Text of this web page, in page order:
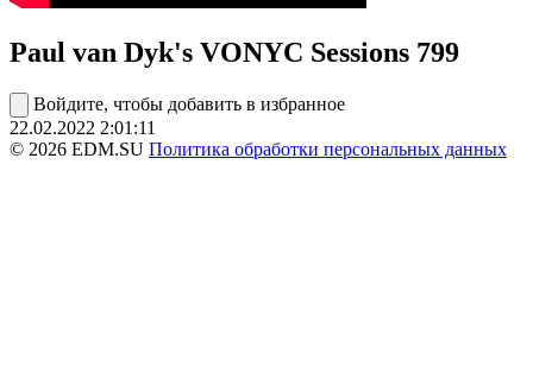
Paul van Dyk's VONYC Sessions 799
Войдите, чтобы добавить в избранное
22.02.2022 2:01:11
© 2026 EDM.SU Политика обработки персональных данных